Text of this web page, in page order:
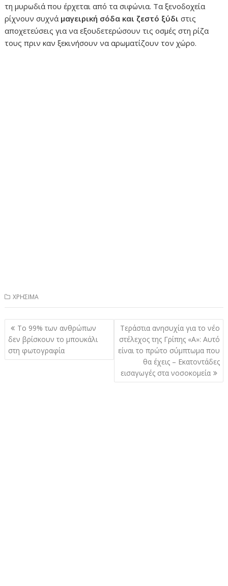
τη μυρωδιά που έρχεται από τα σιφώνια. Τα ξενοδοχεία
ρίχνουν συχνά μαγειρική σόδα και ζεστό ξύδι στις
αποχετεύσεις για να εξουδετερώσουν τις οσμές στη ρίζα
τους πριν καν ξεκινήσουν να αρωματίζουν τον χώρο.
ΧΡΗΣΙΜΑ
Πλοήγηση
άρθρων
Το 99% των ανθρώπων
δεν βρίσκουν το μπουκάλι
στη φωτογραφία
Τεράστια ανησυχία για το νέο
στέλεχος της Γρίπης «Α»: Αυτό
είναι το πρώτο σύμπτωμα που
θα έχεις – Εκατοντάδες
εισαγωγές στα νοσοκομεία